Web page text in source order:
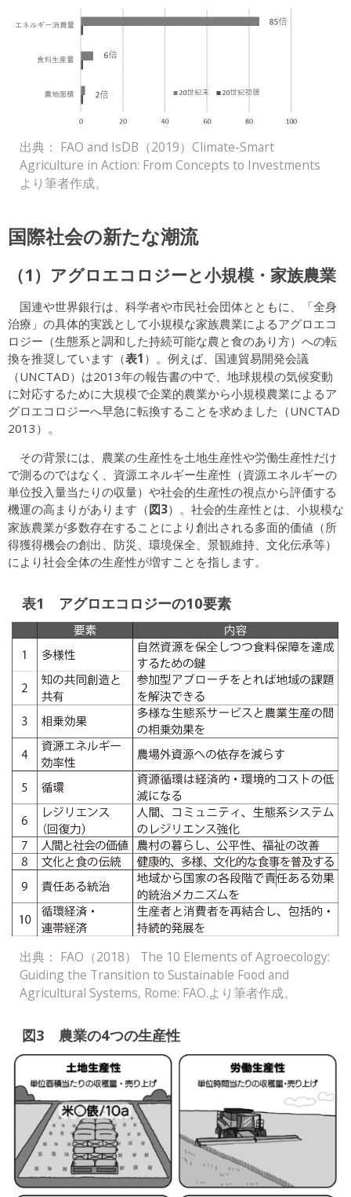
出典： FAO and IsDB（2019）Climate-Smart
Agriculture in Action: From Concepts to Investments
より筆者作成。
国際社会の新たな潮流
（1）アグロエコロジーと小規模・家族農業
国連や世界銀行は、科学者や市民社会団体とともに、「全身
治療」の具体的実践として小規模な家族農業によるアグロエコ
ロジー（生態系と調和した持続可能な農と食のあり方）への転
換を推奨しています（表1 ）。例えば、国連貿易開発会議
（UNCTAD）は2013年の報告書の中で、地球規模の気候変動
に対応するために大規模で企業的農業から小規模農業によるア
グロエコロジーへ早急に転換することを求めました（UNCTAD
2013）。
その背景には、農業の生産性を土地生産性や労働生産性だけ
で測るのではなく、資源エネルギー生産性（資源エネルギーの
単位投入量当たりの収量）や社会的生産性の視点から評価する
機運の高まりがあります（図3）。社会的生産性とは、小規模な
家族農業が多数存在することにより創出される多面的価値（所
得獲得機会の創出、防災、環境保全、景観維持、文化伝承等）
により社会全体の生産性が増すことを指します。
表1 アグロエコロジーの10要素
出典： FAO（2018） The 10 Elements of Agroecology:
Guiding the Transition to Sustainable Food and
Agricultural Systems, Rome: FAO.より筆者作成。
図3 農業の4つの生産性